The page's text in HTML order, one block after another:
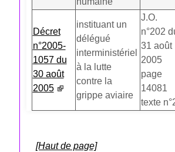
Décret
n°2005-
1057 du
30 août
2005
instituant un
délégué
interministériel
à la lutte
contre la
grippe aviaire
J.O.
n°202
31 août
2005
page
14081
texte
[Haut de page]